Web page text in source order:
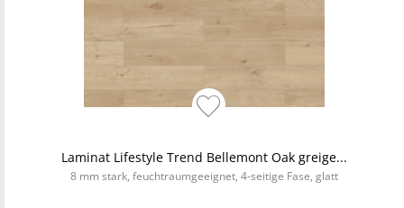
Laminat Lifestyle Trend Bellemont Oak greige...
8 mm stark, feuchtraumgeeignet, 4-seitige Fase, glatt